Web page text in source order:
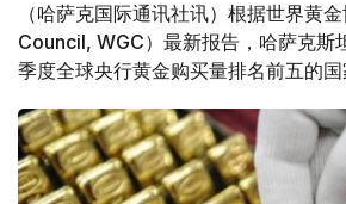
（哈萨克国际通讯社讯）根据世界黄
Council, WGC）最新报告，哈萨克斯
季度全球央行黄金购买量排名前五的国